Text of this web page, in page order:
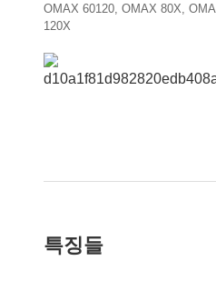
OMAX 60120, OMAX 80X,
120X
특징들